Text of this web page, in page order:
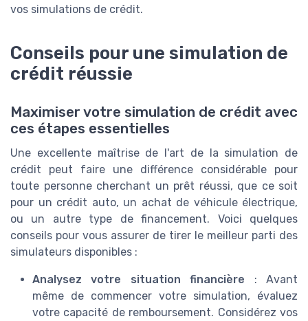
vos simulations de crédit.
Conseils pour une simulation de
crédit réussie
Maximiser votre simulation de crédit avec
ces étapes essentielles
Une excellente maîtrise de l'art de la simulation de
crédit peut faire une différence considérable pour
toute personne cherchant un prêt réussi, que ce soit
pour un crédit auto, un achat de véhicule électrique,
ou un autre type de financement. Voici quelques
conseils pour vous assurer de tirer le meilleur parti des
simulateurs disponibles :
Analysez votre situation financière : Avant
même de commencer votre simulation, évaluez
votre capacité de remboursement. Considérez vos